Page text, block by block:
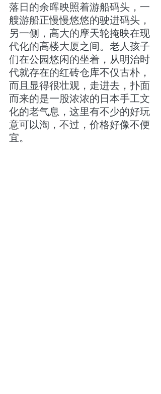
落日的余晖映照着游船码头，一
艘游船正慢慢悠悠的驶进码头，
另一侧，高大的摩天轮掩映在现
代化的高楼大厦之间。老人孩子
们在公园悠闲的坐着，从明治时
代就存在的红砖仓库不仅古朴，
而且显得很壮观，走进去，扑面
而来的是一股浓浓的日本手工文
化的老气息，这里有不少的好玩
意可以淘，不过，价格好像不便
宜。